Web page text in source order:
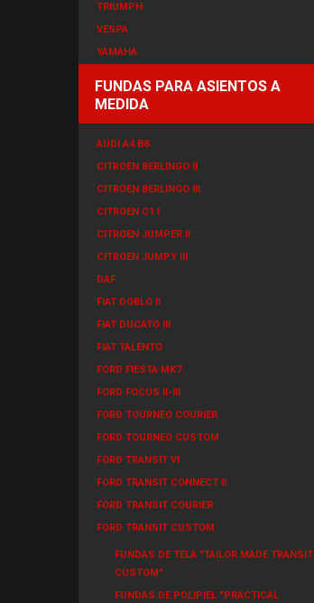
TRIUMPH
VESPA
YAMAHA
FUNDAS PARA ASIENTOS A
MEDIDA
AUDI A4 B8
CITROEN BERLINGO II
CITROEN BERLINGO III
CITROEN C1 I
CITROEN JUMPER II
CITROEN JUMPY III
DAF
FIAT DOBLO II
FIAT DUCATO III
FIAT TALENTO
FORD FIESTA MK7
FORD FOCUS II-III
FORD TOURNEO COURIER
FORD TOURNEO CUSTOM
FORD TRANSIT VI
FORD TRANSIT CONNECT II
FORD TRANSIT COURIER
FORD TRANSIT CUSTOM
FUNDAS DE TELA "TAILOR MADE TRANSIT
CUSTOM"
FUNDAS DE POLIPIEL "PRACTICAL